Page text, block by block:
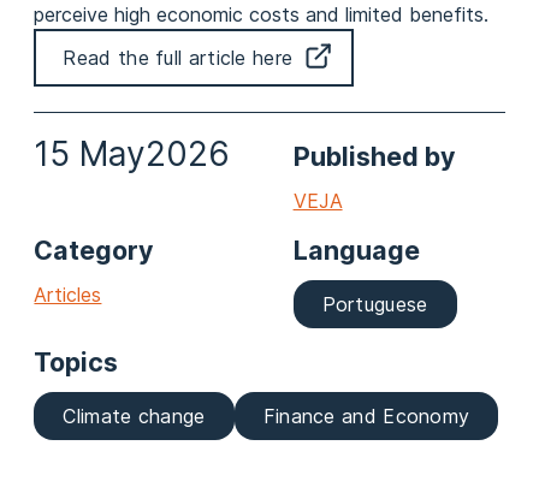
perceive high economic costs and limited benefits.
Read the full article here
15 May2026 Published by
VEJA
Category
Articles
Language
Portuguese
Topics
Climate change Finance and Economy